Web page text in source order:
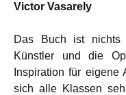
Victor Vasarely
Das Buch ist nichts
Künstler und die
Inspiration für eigene
sich alle Klassen